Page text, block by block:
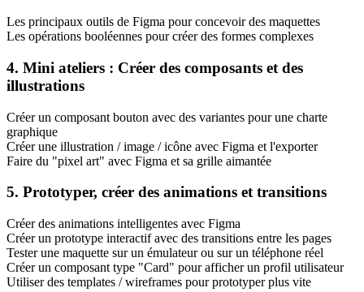
Les principaux outils de Figma pour concevoir des maquettes
Les opérations booléennes pour créer des formes complexes
4. Mini ateliers : Créer des composants et des
illustrations
Créer un composant bouton avec des variantes pour une charte
graphique
Créer une illustration / image / icône avec Figma et l'exporter
Faire du "pixel art" avec Figma et sa grille aimantée
5. Prototyper, créer des animations et transitions
Créer des animations intelligentes avec Figma
Créer un prototype interactif avec des transitions entre les pages
Tester une maquette sur un émulateur ou sur un téléphone réel
Créer un composant type "Card" pour afficher un profil utilisateur
Utiliser des templates / wireframes pour prototyper plus vite